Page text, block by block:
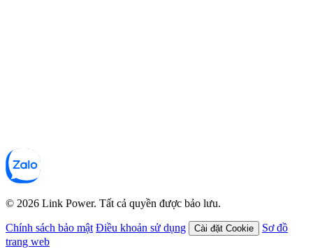
© 2026 Link Power. Tất cả quyền được bảo lưu.
Chính sách bảo mật Điều khoản sử dụng Cài đặt Cookie
Sơ đồ
trang web